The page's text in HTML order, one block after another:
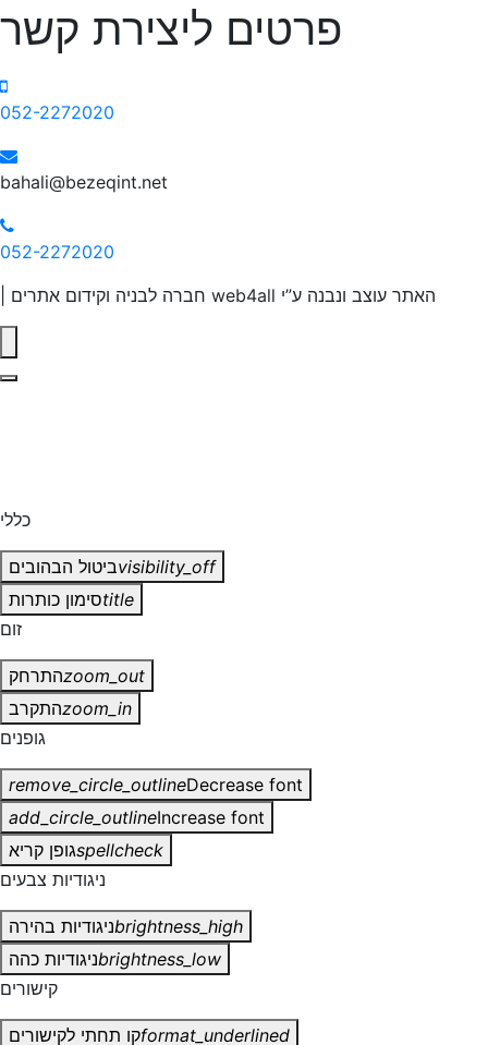
פרטים ליצירת קשר
052-2272020
bahali@bezeqint.net
052-2272020
האתר עוצב ונבנה ע”י web4all חברה לבניה וקידום אתרים |
כללי
visibility_offביטול הבהובים
titleסימון כותרות
זום
zoom_outהתרחק
zoom_inהתקרב
גופנים
remove_circle_outlineDecrease font
add_circle_outlineIncrease font
spellcheckגופן קריא
ניגודיות צבעים
brightness_highניגודיות בהירה
brightness_lowניגודיות כהה
קישורים
format_underlinedקו תחתי לקישורים